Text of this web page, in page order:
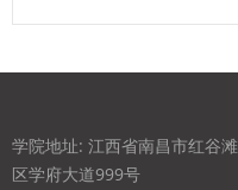
学院地址: 江西省南昌市红谷滩
区学府大道999号